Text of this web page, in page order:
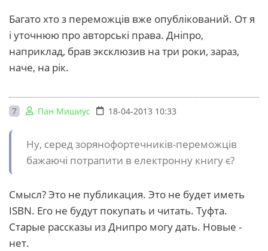
Багато хто з переможців вже опублікований. От я
і уточнюю про авторські права. Дніпро,
наприклад, брав эксклюзив на три роки, зараз,
наче, на рік.
7 Пан Мишиус 18-04-2013 10:33
Ну, серед зорянофортечників-переможців
бажаючі потрапити в електронну книгу є?
Смысл? Это не публикация. Это не будет иметь
ISBN. Его не будут покупать и читать. Туфта.
Старые рассказы из Днипро могу дать. Новые -
нет.